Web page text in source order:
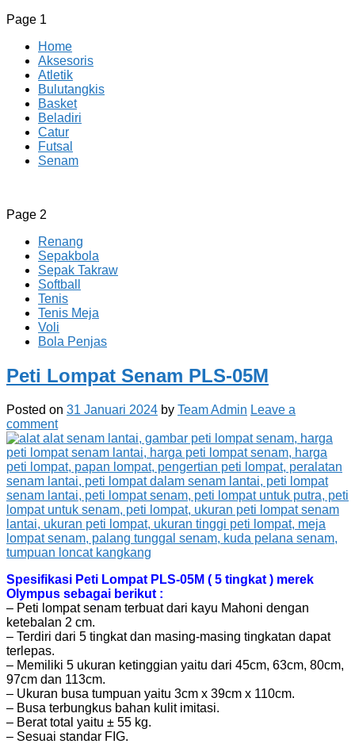
Page 1
Home
Aksesoris
Atletik
Bulutangkis
Basket
Beladiri
Catur
Futsal
Senam
CV JAYA BERSAMA Co Id
Menyediakan Semua Perlengkapan Olahraga Yang
Page 2
Renang
Sepakbola
Sepak Takraw
Softball
Tenis
Tenis Meja
Voli
Bola Penjas
Peti Lompat Senam PLS-05M
Posted on 31 Januari 2024 by Team Admin Leave a
comment
Spesifikasi Peti Lompat PLS-05M ( 5 tingkat ) merek
Olympus sebagai berikut :
– Peti lompat senam terbuat dari kayu Mahoni dengan
ketebalan 2 cm.
– Terdiri dari 5 tingkat dan masing-masing tingkatan dapat
terlepas.
– Memiliki 5 ukuran ketinggian yaitu dari 45cm, 63cm, 80cm,
97cm dan 113cm.
– Ukuran busa tumpuan yaitu 3cm x 39cm x 110cm.
– Busa terbungkus bahan kulit imitasi.
– Berat total yaitu ± 55 kg.
– Sesuai standar FIG.